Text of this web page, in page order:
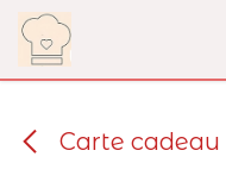
Se rendre au
Carte cadeau